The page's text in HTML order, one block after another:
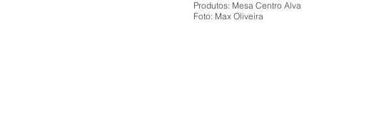
Produtos: Mesa Centro Alva
Foto: Max Oliveira